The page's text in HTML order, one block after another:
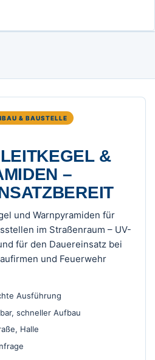
& BAUSTELLE
&
–
und Warnpyramiden für
im Straßenraum – UV-
für den Dauereinsatz bei
und Feuerwehr
Ausführung
schneller Aufbau
Halle